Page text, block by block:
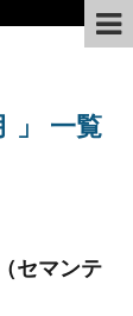
」 一覧
セマンテ